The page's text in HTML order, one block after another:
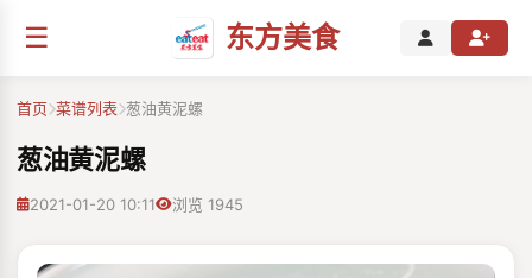
☰ 东方美食
首页 菜谱列表 葱油黄泥螺
葱油黄泥螺
2021-01-20 10:11 浏览 1945